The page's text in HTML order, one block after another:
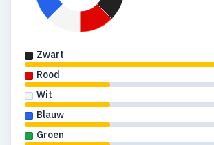
Zwart
Rood
Wit
Blauw
Groen